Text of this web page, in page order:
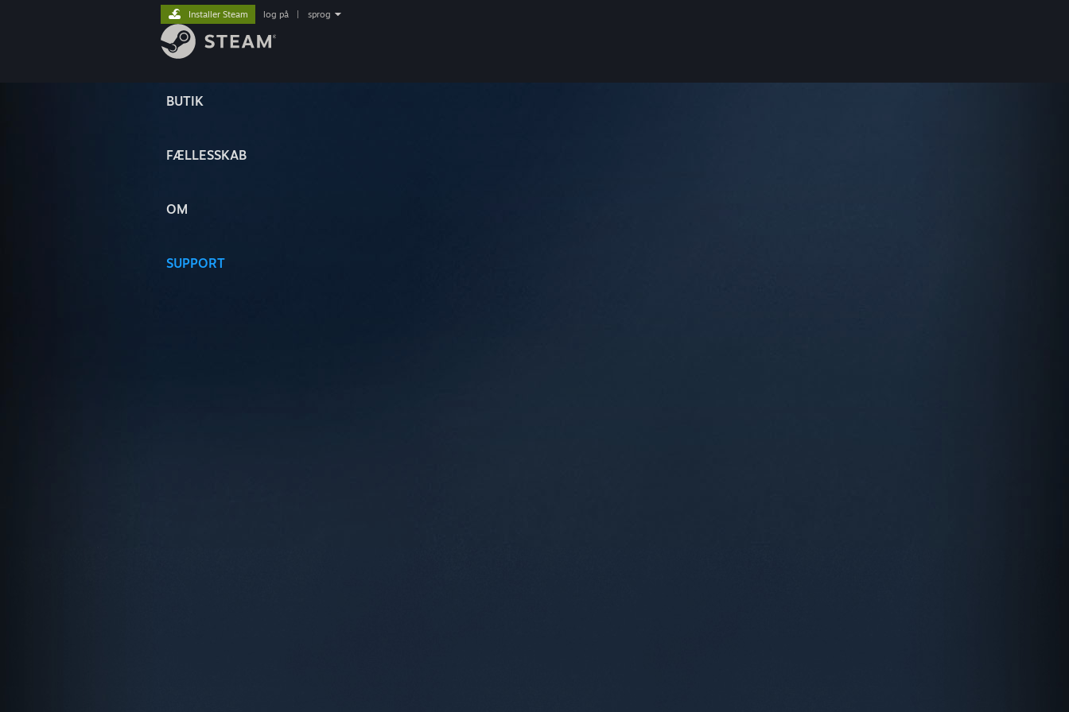
BUTIK
FÆLLESSKAB
OM
SUPPORT
Installer Steam log på sprog